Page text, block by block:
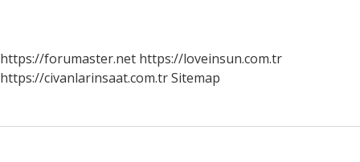
https://forumaster.net https://loveinsun.com.tr
https://civanlarinsaat.com.trSitemap